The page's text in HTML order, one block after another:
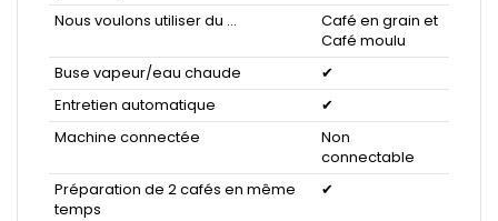
Nous voulons utiliser du ...
Café en grain et
Café moulu
Buse vapeur/eau chaude
✔
Entretien automatique
✔
Machine connectée
Non
connectable
Préparation de 2 cafés en même
temps
✔